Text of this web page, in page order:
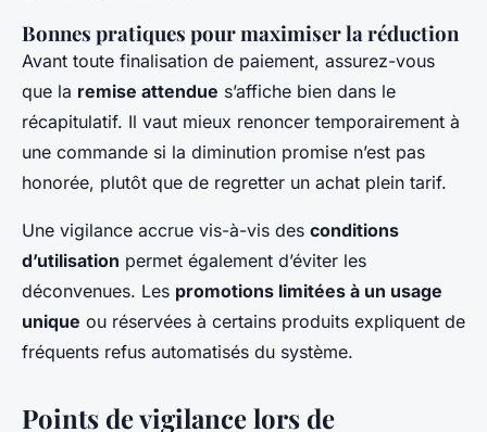
Bonnes pratiques pour maximiser la réduction
Avant toute finalisation de paiement, assurez-vous
que la remise attendue s’affiche bien dans le
récapitulatif. Il vaut mieux renoncer temporairement à
une commande si la diminution promise n’est pas
honorée, plutôt que de regretter un achat plein tarif.
Une vigilance accrue vis-à-vis des conditions
d’utilisation permet également d’éviter les
déconvenues. Les promotions limitées à un usage
unique ou réservées à certains produits expliquent de
fréquents refus automatisés du système.
Points de vigilance lors de